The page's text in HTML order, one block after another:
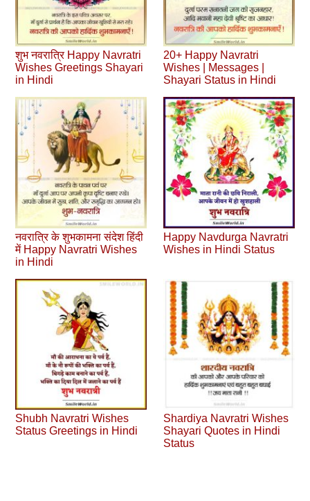
शुभ नवरात्रि Happy Navratri
Wishes Greetings Shayari
in Hindi
20+ Happy Navratri
Wishes | Messages |
Shayari Status in Hindi
नवरात्रि के शुभकामना संदेश हिंदी
में Happy Navratri Wishes
in Hindi
Happy Navdurga Navratri
Wishes in Hindi Status
Shubh Navratri Wishes
Status Greetings in Hindi
Shardiya Navratri Wishes
Shayari Quotes in Hindi
Status